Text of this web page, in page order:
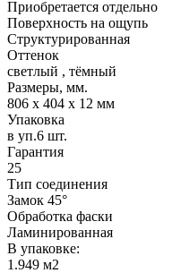
Приобретается отдельно
Поверхность на ощупь
Структурированная
Оттенок
светлый , тёмный
Размеры, мм.
806 х 404 х 12 мм
Упаковка
в уп.6 шт.
Гарантия
25
Тип соединения
Замок 45°
Обработка фаски
Ламинированная
В упаковке:
1.949 м2